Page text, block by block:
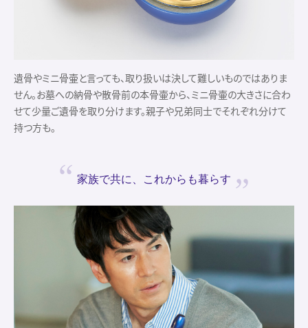
遺骨やミニ骨壷と言っても、取り扱いは決して難しいものではありま
せん。お墓への納骨や散骨前の本骨壷から、ミニ骨壷の大きさに合わ
せて少量ご遺骨を取り分けます。親子や兄弟同士でそれぞれ分けて
持つ方も。
家族で共に、 これからも暮らす